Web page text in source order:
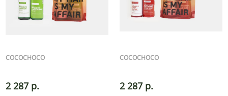
COCOCHOCO
2 287 р.
COCOCHOCO
2 287 р.